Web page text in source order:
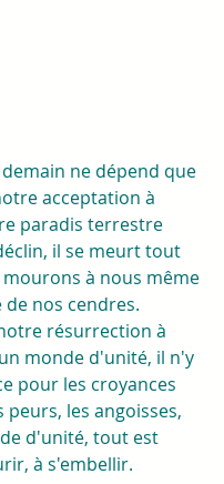
ne dépend que
acceptation à
paradis terrestre
il se meurt tout
à nous même
nos cendres.
résurrection à
monde d'unité, il n'y
pour les croyances
peurs, les angoisses,
d'unité, tout est
à s'embellir.